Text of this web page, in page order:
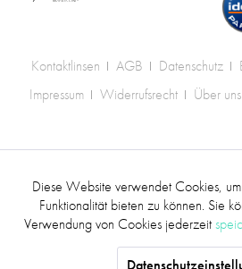
Kontaktlinsen AGB Datenschutz
Impressum
Widerrufsrecht Über uns
Versandkosten.
Funktionale
Diese Website verwendet Cookies,
Funktionalität bieten zu können. Sie
Verwendung von Cookies jederzeit